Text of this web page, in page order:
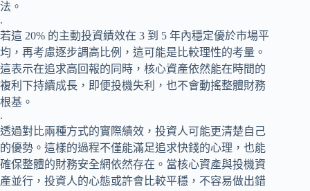
法。
.
若這 20% 的主動投資績效在 3 到 5 年內穩定優於市場平
均，再考慮逐步調高比例，這可能是比較理性的考量。
這表示在追求高回報的同時，核心資產依然能在時間的
複利下持續成長，即便投機失利，也不會動搖整體財務
根基。
.
透過對比兩種方式的實際績效，投資人可能更清楚自己
的優勢。這樣的過程不僅能滿足追求快錢的心理，也能
確保整體的財務安全網依然存在。當核心資產與投機資
產並行，投資人的心態或許會比較平穩，不容易做出錯